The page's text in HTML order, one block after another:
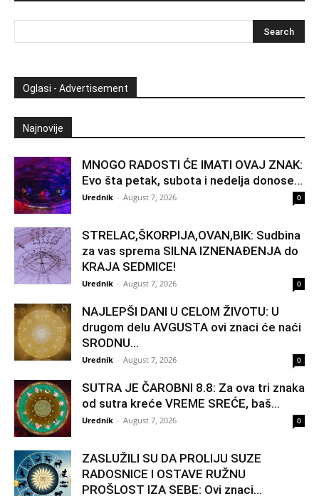
Oglasi - Advertisement
Najnovije
MNOGO RADOSTI ĆE IMATI OVAJ ZNAK:
Evo šta petak, subota i nedelja donose...
Urednik - August 7, 2026 0
STRELAC,ŠKORPIJA,OVAN,BIK: Sudbina
za vas sprema SILNA IZNENAĐENJA do
KRAJA SEDMICE!
Urednik - August 7, 2026 0
NAJLEPŠI DANI U CELOM ŽIVOTU: U
drugom delu AVGUSTA ovi znaci će naći
SRODNU...
Urednik - August 7, 2026 0
SUTRA JE ČAROBNI 8.8: Za ova tri znaka
od sutra kreće VREME SREĆE, baš...
Urednik - August 7, 2026 0
ZASLUŽILI SU DA PROLIJU SUZE
RADOSNICE I OSTAVE RUŽNU
PROŠLOST IZA SEBE: Ovi znaci...